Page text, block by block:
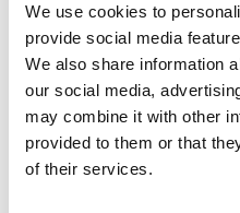
We use cookies to
provide social media
We also share information
our social media,
may combine it with other
provided to them or that
of their services.